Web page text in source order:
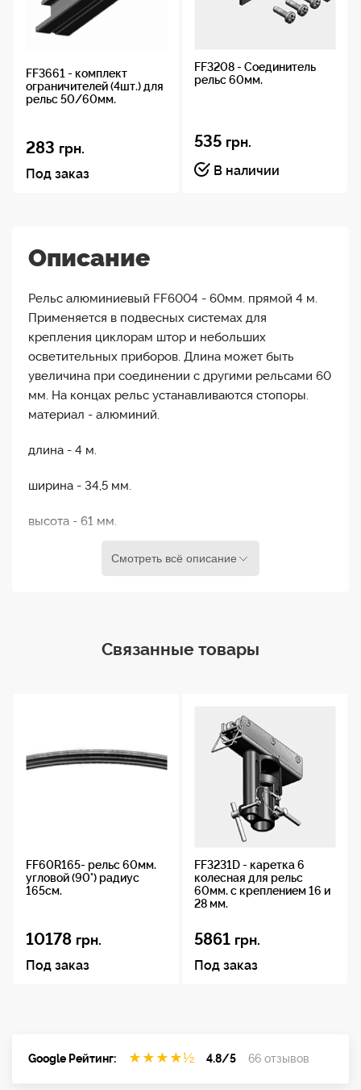
FF3661 - комплект
ограничителей (4шт.) для
рельс 50/60мм.
283 грн.
Под заказ
FF3208 - Соединитель
рельс 60мм.
535 грн.
В наличии
Описание
Рельс алюминиевый FF6004 - 60мм. прямой 4 м.
Применяется в подвесных системах для
крепления циклорам штор и небольших
осветительных приборов. Длина может быть
увеличина при соединении с другими рельсами 60
мм. На концах рельс устанавливаются стопоры.
материал - алюминий.
длина - 4 м.
ширина - 34,5 мм.
высота - 61 мм.
Смотреть всё описание
Связанные товары
FF60R165- рельс 60мм.
угловой (90°) радиус
165см.
10178 грн.
Под заказ
FF3231D - каретка 6
колесная для рельс
60мм. с креплением 16 и
28 мм.
5861 грн.
Под заказ
Google Рейтинг: ★ ★ ★ ★½ 4.8/5 66 отзывов